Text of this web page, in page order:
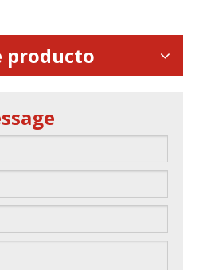
producto